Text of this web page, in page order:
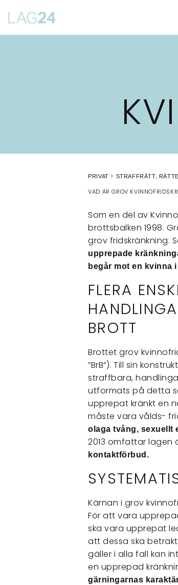
suoraan
PRIVAT STRAFFRÄTT,
VAD ÄR GROV
Som en del av
brottsbalken 1998.
grov fridskränkning.
upprepade
begår mot en kvinna
FLERA
BROTT
Brottet grov
”BrB”). Till sin
straffbara,
utformats på detta
upprepat kränkt en
måste vara vålds-
olaga tvång, sexuellt
2013 omfattar lagen
kontaktförbud.
Kärnan i grov
För att vara
ska vara upprepat
att dessa ska
gäller i alla fall kan
en upprepad
gärningarnas